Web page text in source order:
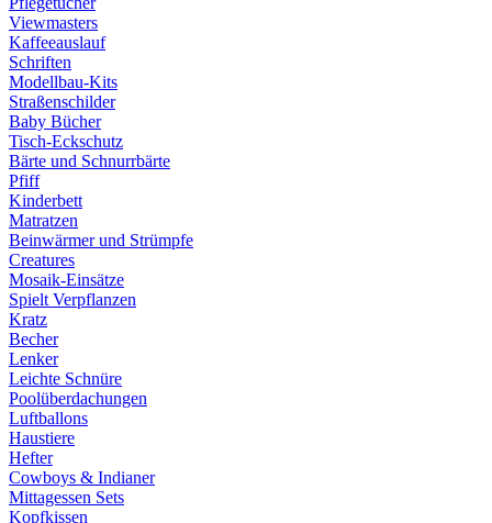
Viewmasters
Kaffeeauslauf
Schriften
Modellbau-Kits
Straßenschilder
Baby Bücher
Tisch-Eckschutz
Bärte und Schnurrbärte
Pfiff
Kinderbett
Matratzen
Beinwärmer und Strümpfe
Creatures
Mosaik-Einsätze
Spielt Verpflanzen
Kratz
Becher
Lenker
Leichte Schnüre
Poolüberdachungen
Luftballons
Haustiere
Hefter
Cowboys & Indianer
Mittagessen Sets
Kopfkissen